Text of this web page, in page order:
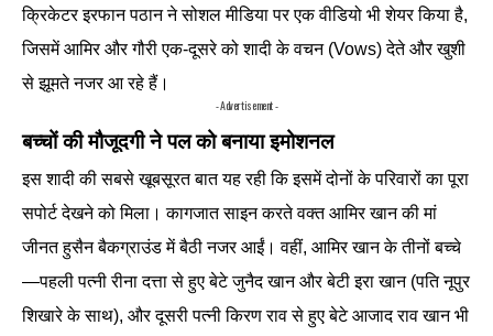
क्रिकेटर इरफान पठान ने सोशल मीडिया पर एक वीडियो भी शेयर किया है,
जिसमें आमिर और गौरी एक-दूसरे को शादी के वचन (Vows) देते और खुशी
से झूमते नजर आ रहे हैं।
- Advertisement -
बच्चों की मौजूदगी ने पल को बनाया इमोशनल
इस शादी की सबसे खूबसूरत बात यह रही कि इसमें दोनों के परिवारों का पूरा
सपोर्ट देखने को मिला। कागजात साइन करते वक्त आमिर खान की मां
जीनत हुसैन बैकग्राउंड में बैठी नजर आईं। वहीं, आमिर खान के तीनों बच्चे
—पहली पत्नी रीना दत्ता से हुए बेटे जुनैद खान और बेटी इरा खान (पति नूपुर
शिखारे के साथ), और दूसरी पत्नी किरण राव से हुए बेटे आजाद राव खान भी